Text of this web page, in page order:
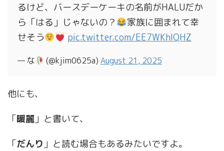
るけど、バースデーケーキの名前がHALUだか
ら「はる」じゃないの？
家族に囲まれて幸
せそう
pic.twitter.com/EE7WKhlQHZ
— な (@kjim0625a)August 21, 2025
他にも、
「暖麗」と書いて、
「だんり」と読む場合もあるみたいですよ。